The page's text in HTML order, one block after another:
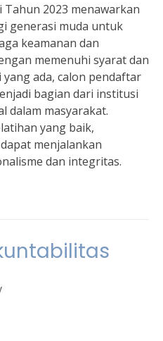
2023 menawarkan
generasi muda untuk
keamanan dan
memenuhi syarat dan
ada, calon pendaftar
bagian dari institusi
dalam masyarakat.
yang baik,
menjalankan
dan integritas.